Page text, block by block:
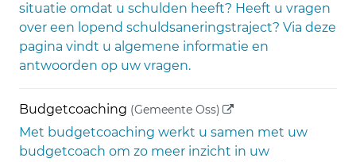
situatie omdat u schulden heeft? Heeft u vragen
over een lopend schuldsaneringstraject? Via deze
pagina vindt u algemene informatie en
antwoorden op uw vragen.
Budgetcoaching (Gemeente Oss) (externe link)
Met budgetcoaching werkt u samen met uw
budgetcoach om zo meer inzicht in uw